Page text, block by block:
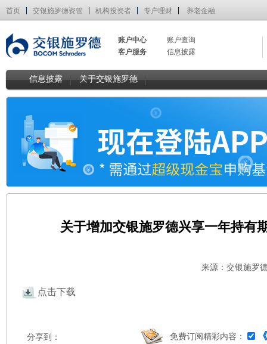
首页 交银施罗德资管 机构投资者 专户理财 养老金融
账户中心
账户查询
客户服务
信息披露
信息披露 关于交银施罗德
关于增加交银施罗德兴享一年持有
来源：交银施罗
点击下载
分享到： 免费订阅精彩内容：